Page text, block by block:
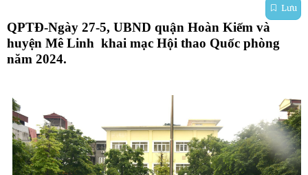
Lưu
QPTĐ-Ngày 27-5, UBND quận Hoàn Kiếm và
huyện Mê Linh khai mạc Hội thao Quốc phòng
năm 2024.